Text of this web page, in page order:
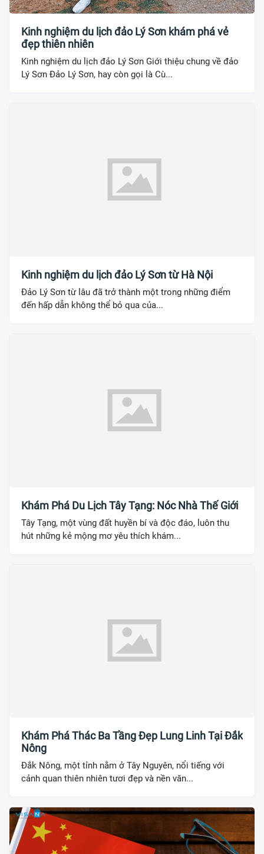
Kinh nghiệm du lịch đảo Lý Sơn khám phá vẻ
đẹp thiên nhiên
Kinh nghiệm du lịch đảo Lý Sơn Giới thiệu chung về đảo
Lý Sơn Đảo Lý Sơn, hay còn gọi là Cù...
Kinh nghiệm du lịch đảo Lý Sơn từ Hà Nội
Đảo Lý Sơn từ lâu đã trở thành một trong những điểm
đến hấp dẫn không thể bỏ qua của...
Khám Phá Du Lịch Tây Tạng: Nóc Nhà Thế Giới
Tây Tạng, một vùng đất huyền bí và độc đáo, luôn thu
hút những kẻ mộng mơ yêu thích khám...
Khám Phá Thác Ba Tầng Đẹp Lung Linh Tại Đắk
Nông
Đắk Nông, một tỉnh nằm ở Tây Nguyên, nổi tiếng với
cảnh quan thiên nhiên tươi đẹp và nền văn...